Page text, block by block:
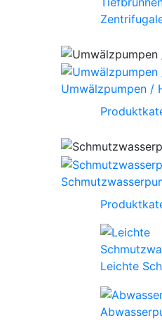
Umwälzpumpen /
Leichte